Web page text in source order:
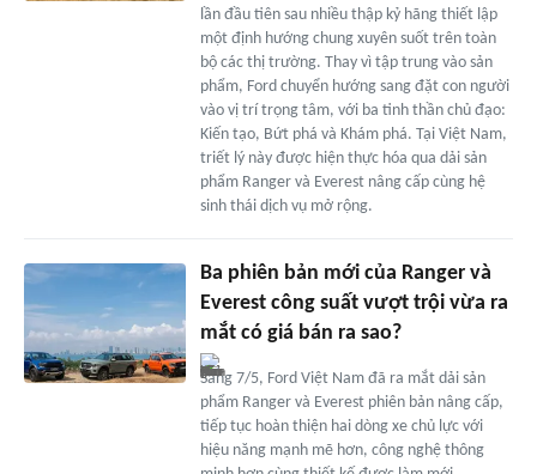
lần đầu tiên sau nhiều thập kỷ hãng thiết lập
một định hướng chung xuyên suốt trên toàn
bộ các thị trường. Thay vì tập trung vào sản
phẩm, Ford chuyển hướng sang đặt con người
vào vị trí trọng tâm, với ba tinh thần chủ đạo:
Kiến tạo, Bứt phá và Khám phá. Tại Việt Nam,
triết lý này được hiện thực hóa qua dải sản
phẩm Ranger và Everest nâng cấp cùng hệ
sinh thái dịch vụ mở rộng.
Ba phiên bản mới của Ranger và
Everest công suất vượt trội vừa ra
mắt có giá bán ra sao?
Sáng 7/5, Ford Việt Nam đã ra mắt dải sản
phẩm Ranger và Everest phiên bản nâng cấp,
tiếp tục hoàn thiện hai dòng xe chủ lực với
hiệu năng mạnh mẽ hơn, công nghệ thông